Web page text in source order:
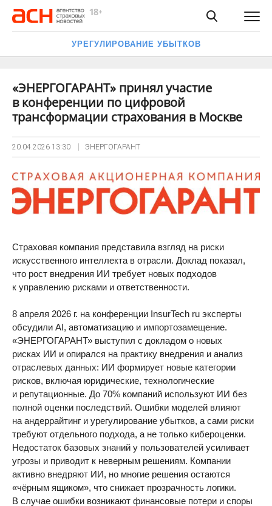
УРЕГУЛИРОВАНИЕ УБЫТКОВ
«ЭНЕРГОГАРАНТ» принял участие
в конференции по цифровой
трансформации страхования в Москве
20.04.2026 13:30 ЭНЕРГОГАРАНТ
Страховая компания представила взгляд на риски
искусственного интеллекта в отрасли. Доклад показал,
что рост внедрения ИИ требует новых подходов
к управлению рисками и ответственности.
8 апреля 2026 г. на конференции InsurTech ru эксперты
обсудили AI, автоматизацию и импортозамещение.
«ЭНЕРГОГАРАНТ» выступил с докладом о новых
рисках ИИ и опирался на практику внедрения и анализ
отраслевых данных: ИИ формирует новые категории
рисков, включая юридические, технологические
и репутационные. До 70% компаний используют ИИ без
полной оценки последствий. Ошибки моделей влияют
на андеррайтинг и урегулирование убытков, а сами риски
требуют отдельного подхода, а не только кибероценки.
Недостаток базовых знаний у пользователей усиливает
угрозы и приводит к неверным решениям. Компании
активно внедряют ИИ, но многие решения остаются
«чёрным ящиком», что снижает прозрачность логики.
В случае ошибки возникают финансовые потери и споры